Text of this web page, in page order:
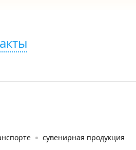
сувенирная продукция